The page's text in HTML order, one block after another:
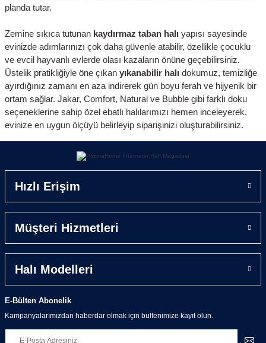
planda tutar.
Zemine sıkıca tutunan kaydırmaz taban halı yapısı sayesinde
evinizde adımlarınızı çok daha güvenle atabilir, özellikle çocuklu
ve evcil hayvanlı evlerde olası kazaların önüne geçebilirsiniz.
Üstelik pratikliğiyle öne çıkan yıkanabilir halı dokumuz, temizliğe
ayırdığınız zamanı en aza indirerek gün boyu ferah ve hijyenik bir
ortam sağlar. Jakar, Comfort, Natural ve Bubble gibi farklı doku
seçeneklerine sahip özel ebatlı halılarımızı hemen inceleyerek,
evinize en uygun ölçüyü belirleyip siparişinizi oluşturabilirsiniz.
Hızlı Erişim
Müşteri Hizmetleri
Halı Modelleri
E-Bülten Abonelik
Kampanyalarımızdan haberdar olmak için bültenimize kayıt olun.